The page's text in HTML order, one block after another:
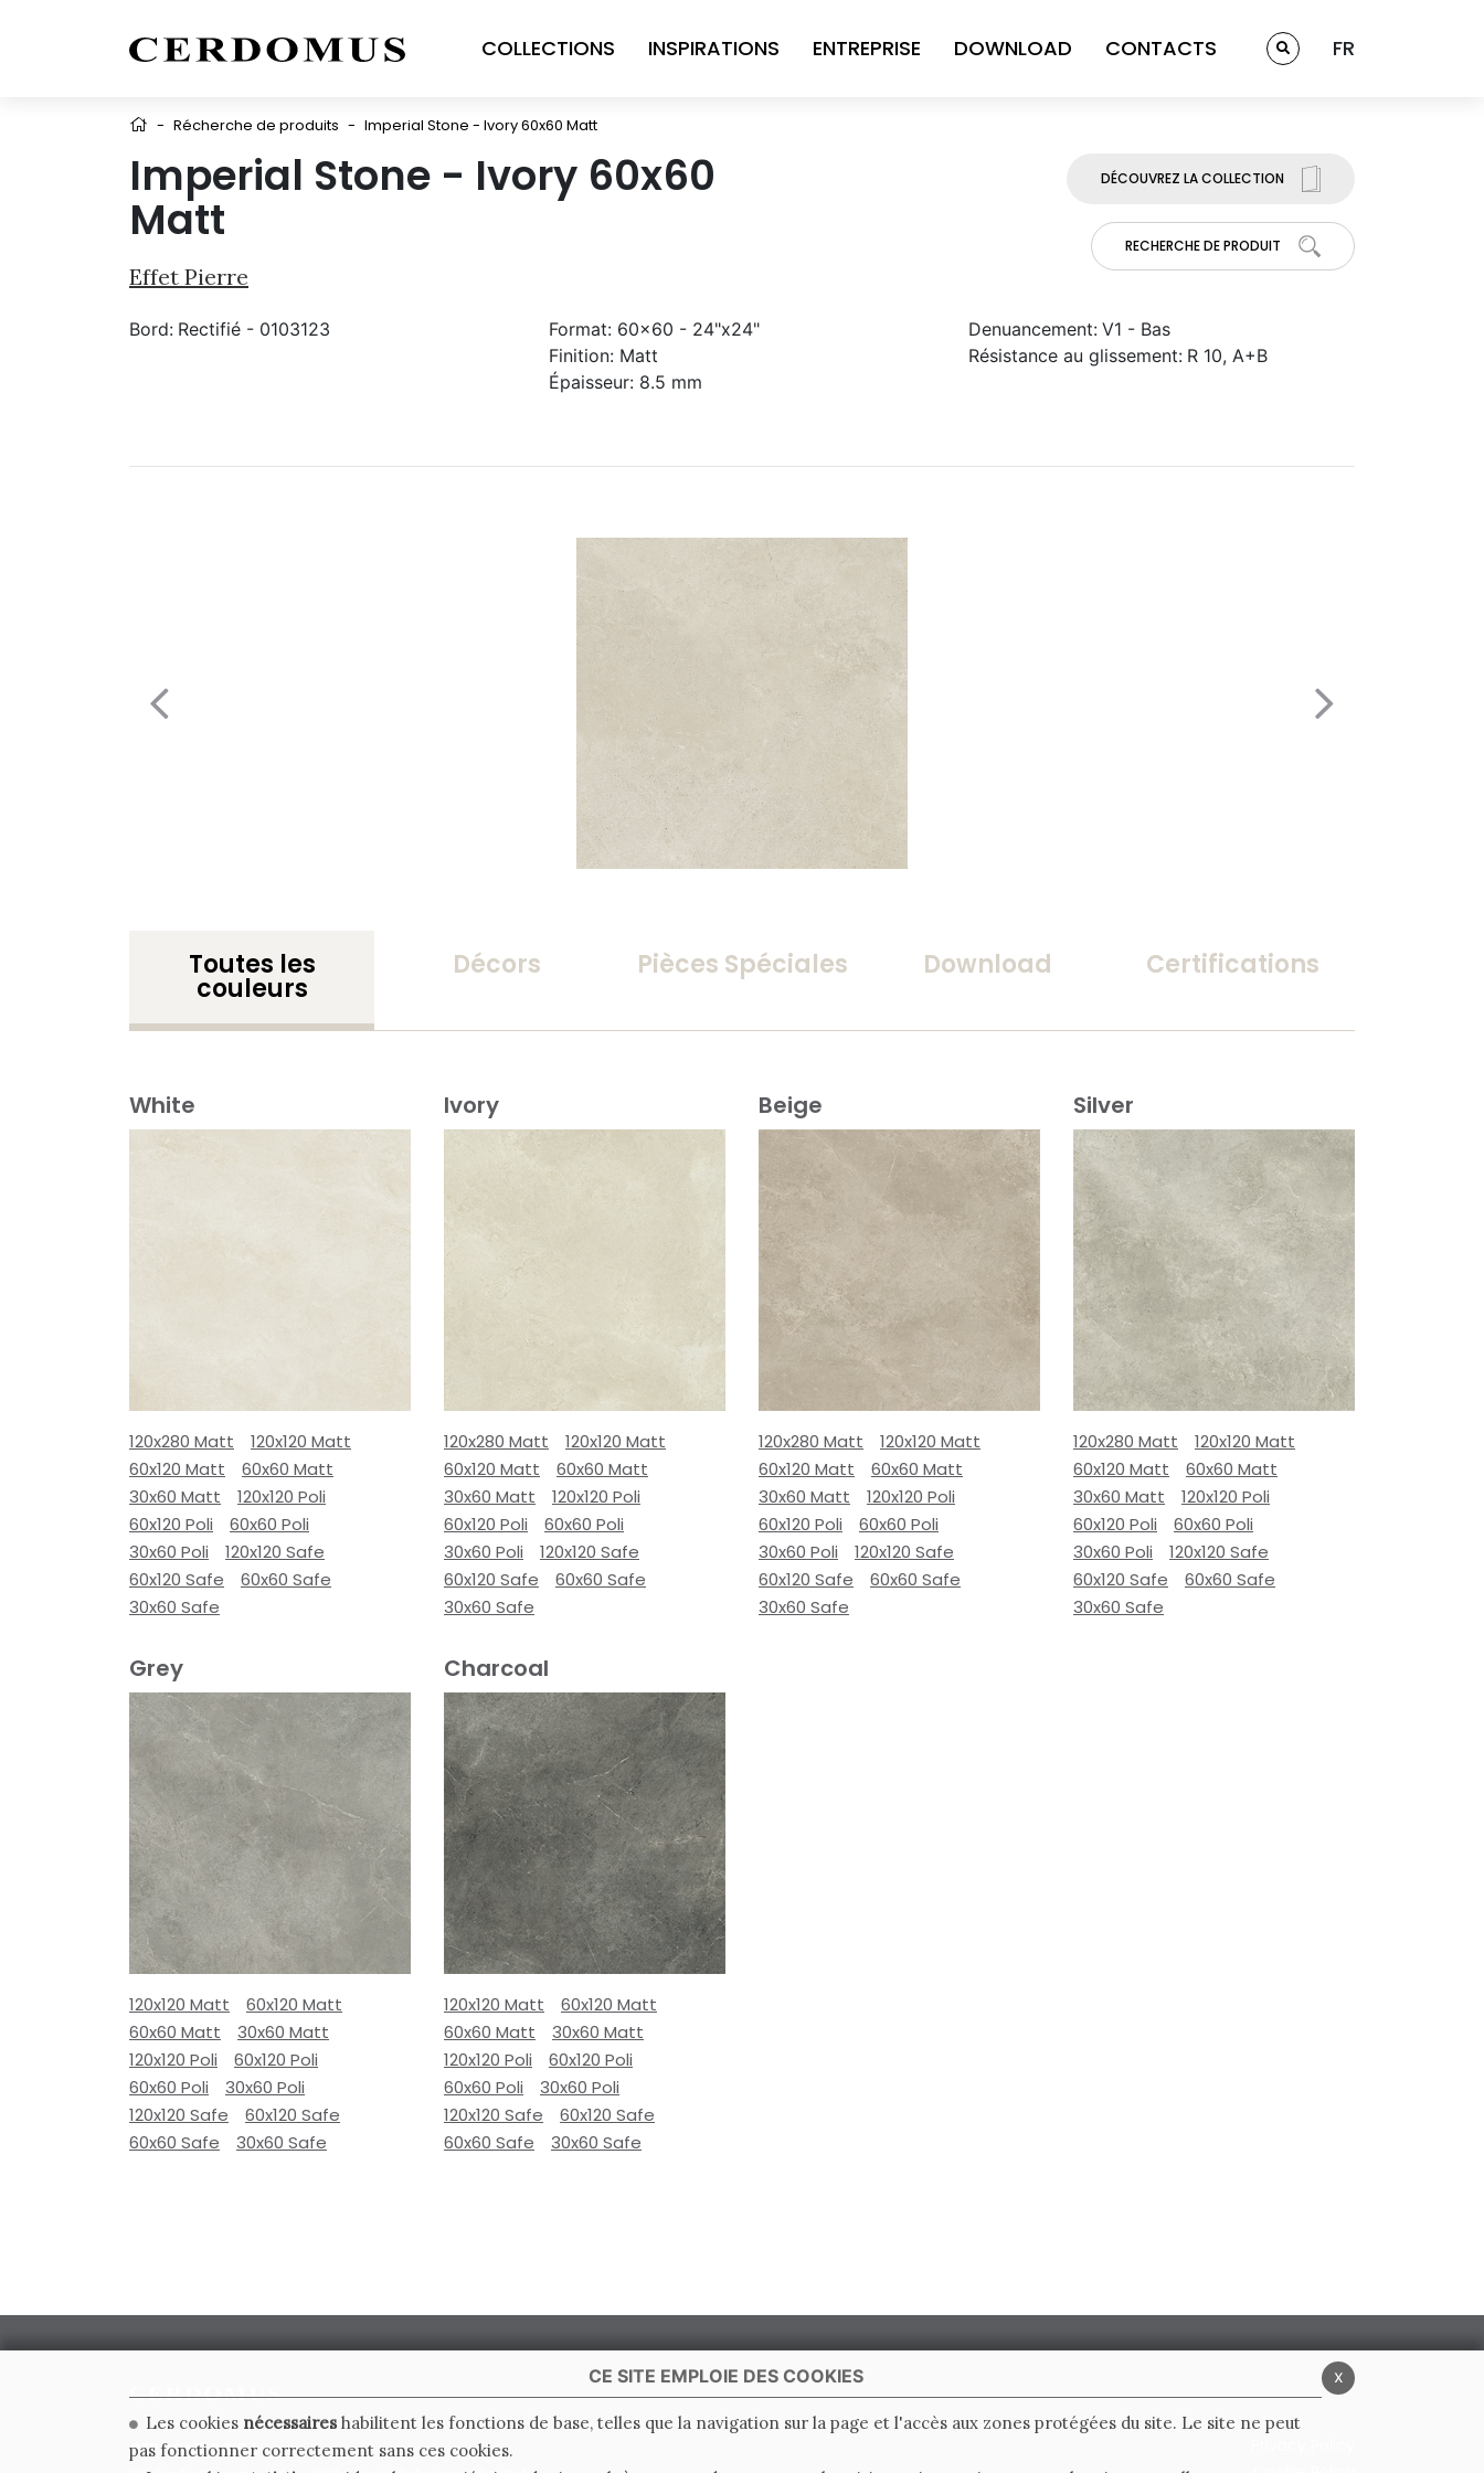
COLLECTIONS INSPIRATIONS ENTREPRISE DOWNLOAD CONTACTS FR
- Récherche de produits - Imperial Stone - Ivory 60x60 Matt
Imperial Stone - Ivory 60x60
Matt
Effet Pierre
DÉCOUVREZ LA COLLECTION
RECHERCHE DE PRODUIT
Bord: Rectifié - 0103123 Format: 60x60 - 24"x24"
Finition: Matt
Épaisseur: 8.5 mm
Denuancement: V1 - Bas
Résistance au glissement: R 10, A+B
Toutes les
couleurs
Décors Pièces Spéciales Download Certifications
White
120x280 Matt
120x120 Matt
60x120 Matt
60x60 Matt
30x60 Matt
120x120 Poli
60x120 Poli
60x60 Poli
30x60 Poli
120x120 Safe
60x120 Safe
60x60 Safe
30x60 Safe
Ivory
120x280 Matt
120x120 Matt
60x120 Matt
60x60 Matt
30x60 Matt
120x120 Poli
60x120 Poli
60x60 Poli
30x60 Poli
120x120 Safe
60x120 Safe
60x60 Safe
30x60 Safe
Beige
120x280 Matt
120x120 Matt
60x120 Matt
60x60 Matt
30x60 Matt
120x120 Poli
60x120 Poli
60x60 Poli
30x60 Poli
120x120 Safe
60x120 Safe
60x60 Safe
30x60 Safe
Silver
120x280 Matt
120x120 Matt
60x120 Matt
60x60 Matt
30x60 Matt
120x120 Poli
60x120 Poli
60x60 Poli
30x60 Poli
120x120 Safe
60x120 Safe
60x60 Safe
30x60 Safe
Grey
120x120 Matt
60x120 Matt
60x60 Matt
30x60 Matt
120x120 Poli
60x120 Poli
60x60 Poli
30x60 Poli
120x120 Safe
60x120 Safe
60x60 Safe
30x60 Safe
Charcoal
120x120 Matt
60x120 Matt
60x60 Matt
30x60 Matt
120x120 Poli
60x120 Poli
60x60 Poli
30x60 Poli
120x120 Safe
60x120 Safe
60x60 Safe
30x60 Safe
CERDOMUS S.R.L.
x
CE SITE EMPLOIE DES COOKIES
Les cookies nécessaireshabilitent les fonctions de base, telles que la navigation sur la page et l'accès aux zones protégées du site. Le site ne peut
pas fonctionner correctement sans ces cookies.